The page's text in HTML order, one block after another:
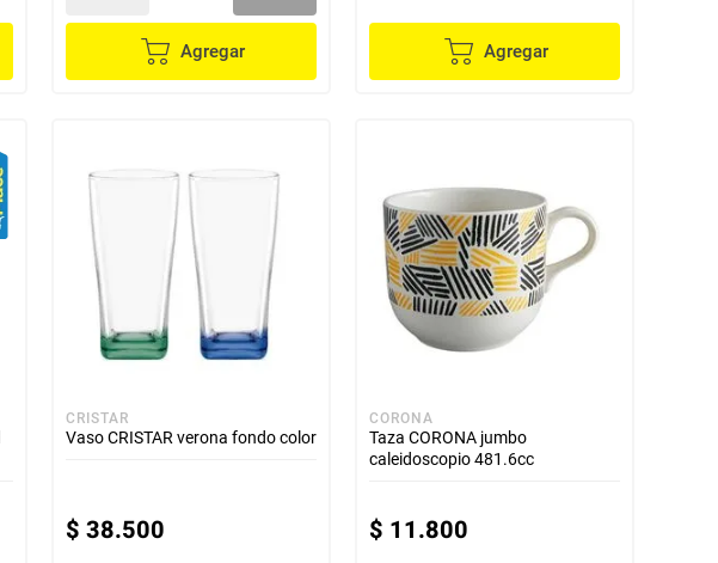
Agregar Agregar
CRISTAR
Vaso CRISTAR verona fondo color
$ 38.500
CORONA
Taza CORONA jumbo
caleidoscopio 481.6cc
$ 11.800